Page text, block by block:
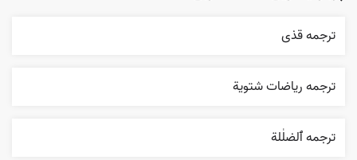
ترجمه قذی
ترجمه رياضات شتوية
ترجمه ٱلضلٰلة